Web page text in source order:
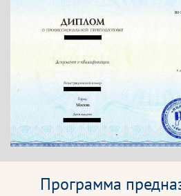
Программа